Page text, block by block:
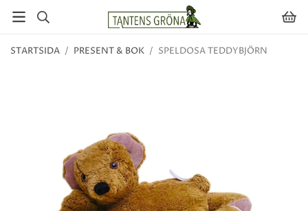
STARTSIDA / PRESENT & BOK / SPELDOSA TEDDYBJÖRN